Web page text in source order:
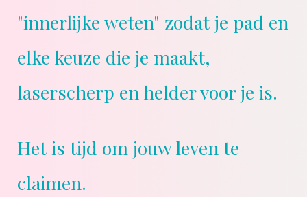
"innerlijke weten" zodat je pad en
elke keuze die je maakt,
laserscherp en helder voor je is.
Het is tijd om jouw leven te
claimen.